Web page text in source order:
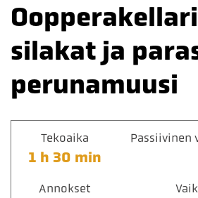
silakat ja
perunamuusi
Tekoaika
1 h 30 min
Passiivinen
Annokset